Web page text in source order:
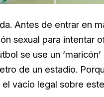
Antes de entrar en
sexual para intentar
se use un
de un estadio.
vacío legal sobre